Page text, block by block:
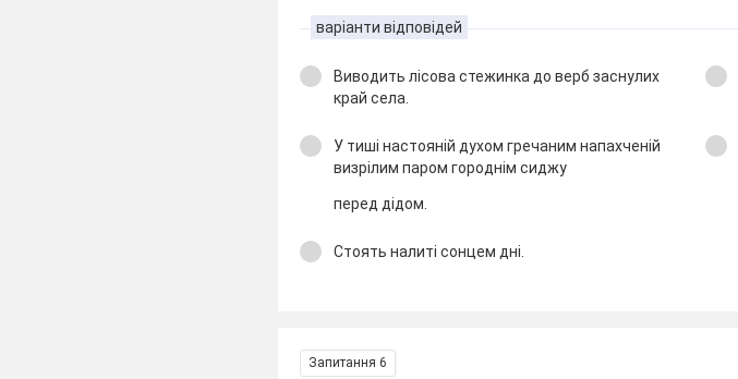
варіанти відповідей
Виводить лісова стежинка до верб заснулих
край села.
У тиші настояній духом гречаним напахченій
визрілим паром городнім сиджу
перед дідом.
Стоять налиті сонцем дні.
Запитання 6